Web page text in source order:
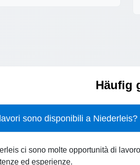
Häufig
sono disponibili a Niederleis?
ci sono molte opportunità di
ed esperienze.